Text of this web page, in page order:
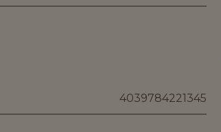
4039784221345